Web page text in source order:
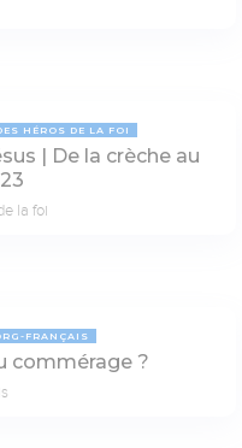
HÉROS DE LA FOI
| De la crèche au
la foi
FRANÇAIS
commérage ?